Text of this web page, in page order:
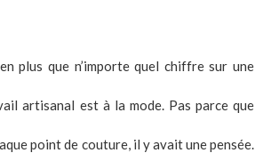
plus que n’importe quel chiffre sur une
artisanal est à la mode. Pas parce que
point de couture, il y avait une pensée.